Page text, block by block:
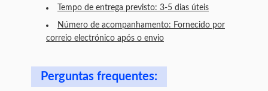
Tempo de entrega previsto: 3-5 dias úteis
Número de acompanhamento: Fornecido por
correio electrónico após o envio
Perguntas frequentes: